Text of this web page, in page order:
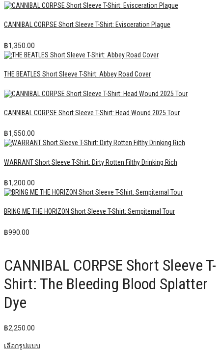
CANNIBAL CORPSE Short Sleeve T-Shirt: Evisceration Plague
฿1,350.00
THE BEATLES Short Sleeve T-Shirt: Abbey Road Cover
CANNIBAL CORPSE Short Sleeve T-Shirt: Head Wound 2025 Tour
฿1,550.00
WARRANT Short Sleeve T-Shirt: Dirty Rotten Filthy Drinking Rich
฿1,200.00
BRING ME THE HORIZON Short Sleeve T-Shirt: Sempiternal Tour
฿990.00
CANNIBAL CORPSE Short Sleeve T-
Shirt: The Bleeding Blood Splatter
Dye
฿2,250.00
เลือกรูปแบบ